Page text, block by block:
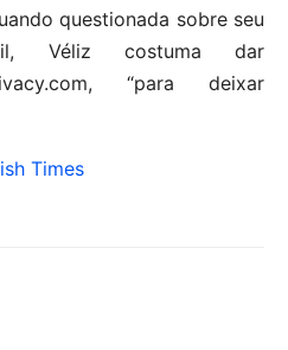
questionada sobre seu
Véliz costuma dar
“para deixar
Times